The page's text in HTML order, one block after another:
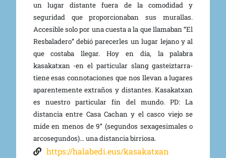
un lugar distante fuera de la comodidad y
seguridad que proporcionaban sus murallas.
Accesible solo por una cuesta a la que llamaban “El
Resbaladero” debió parecerles un lugar lejano y al
que costaba llegar. Hoy en día, la palabra
kasakatxan -en el particular slang gasteiztarra-
tiene esas connotaciones que nos llevan a lugares
aparentemente extraños y distantes. Kasakatxan
es nuestro particular fín del mundo. PD: La
distancia entre Casa Cachan y el casco viejo se
mide en menos de 9’’ (segundos sexagesimales o
arcosegundos)… una distancia birriosa.
https://halabedi.eus/kasakatxan